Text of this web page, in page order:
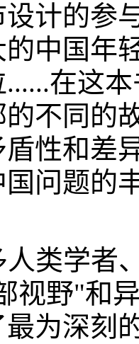
计的参
中国年
......在这
不同的
性和差
国问题的
类学者
视野"和
为深刻